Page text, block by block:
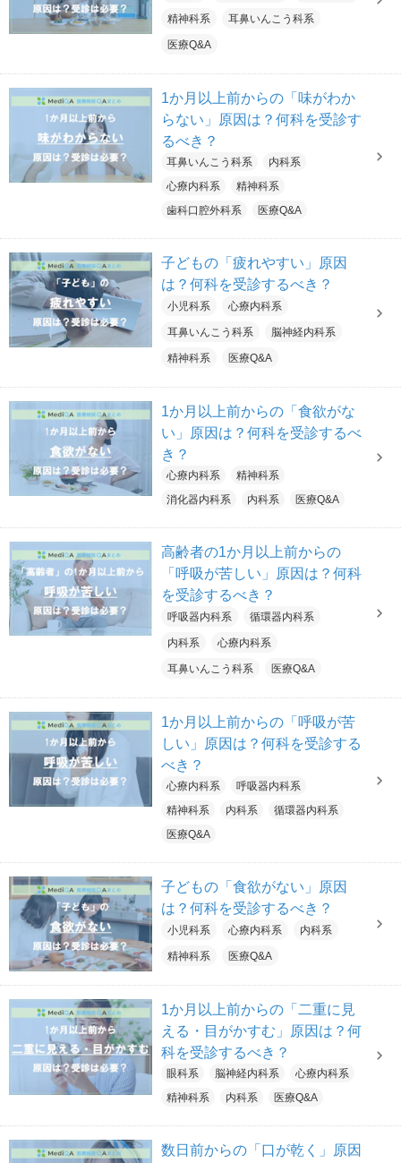
精神科系 耳鼻いんこう科系
医療Q&A
1か月以上前からの「味がわか
らない」原因は？何科を受診す
るべき？
耳鼻いんこう科系
内科系
心療内科系
精神科系
歯科口腔外科系
医療Q&A
子どもの「疲れやすい」原因
は？何科を受診するべき？
小児科系 心療内科系
耳鼻いんこう科系 脳神経内科系
精神科系 医療Q&A
1か月以上前からの「食欲がな
い」原因は？何科を受診するべ
き？
心療内科系
精神科系
消化器内科系
内科系 医療Q&A
高齢者の1か月以上前からの
「呼吸が苦しい」原因は？何科
を受診するべき？
呼吸器内科系 循環器内科系
内科系 心療内科系
耳鼻いんこう科系 医療Q&A
1か月以上前からの「呼吸が苦
しい」原因は？何科を受診する
べき？
心療内科系
呼吸器内科系
精神科系
内科系
循環器内科系
医療Q&A
子どもの「食欲がない」原因
は？何科を受診するべき？
小児科系 心療内科系 内科系
精神科系 医療Q&A
1か月以上前からの「二重に見
える・目がかすむ」原因は？何
科を受診するべき？
眼科系 脳神経内科系
心療内科系
精神科系
内科系 医療Q&A
数日前からの「口が乾く」原因